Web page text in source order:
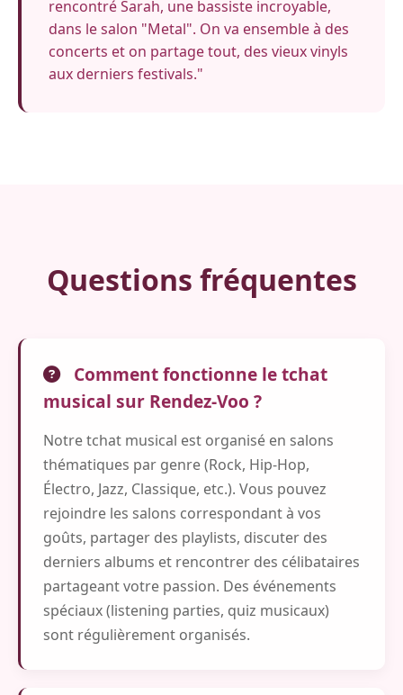
rencontré Sarah, une bassiste incroyable,
dans le salon "Metal". On va ensemble à des
concerts et on partage tout, des vieux vinyls
aux derniers festivals."
Questions fréquentes
Comment fonctionne le tchat
musical sur Rendez-Voo ?
Notre tchat musical est organisé en salons
thématiques par genre (Rock, Hip-Hop,
Électro, Jazz, Classique, etc.). Vous pouvez
rejoindre les salons correspondant à vos
goûts, partager des playlists, discuter des
derniers albums et rencontrer des célibataires
partageant votre passion. Des événements
spéciaux (listening parties, quiz musicaux)
sont régulièrement organisés.